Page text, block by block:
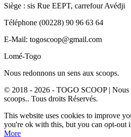
Siège : sis Rue EEPT, carrefour Avédji
Téléphone (00228) 90 96 63 64
E-Mail: togoscoop@gmail.com
Lomé-Togo
Nous redonnons un sens aux scoops.
© 2018 - 2026 - TOGO SCOOP | Nous
scoops.. Tous droits Réservés.
This website uses cookies to improve
you're ok with this, but you can opt-out
More